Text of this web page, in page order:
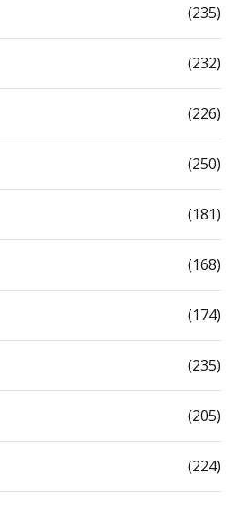
(235)
(232)
(226)
(250)
(181)
(168)
(174)
(235)
(205)
(224)